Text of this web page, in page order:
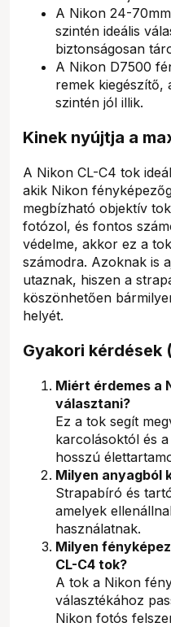
A Nikon 24-
szintén ideális
biztonságosan
A Nikon D7500
remek kiegészítő,
szintén jól illik.
Kinek nyújtja a
A Nikon CL-C4 tok
akik Nikon
megbízható objektív
fotózol, és fontos
védelme, akkor ez a
számodra. Azoknak is
utaznak, hiszen a
köszönhetően
helyét.
Gyakori kérdések
Miért érdemes a
választani?
Ez a tok segít
karcolásoktól és
hosszú
Milyen anyagból
Strapabíró és
amelyek
használatnak.
Milyen
CL-C4 tok?
A tok a Nikon
választékához
Nikon fotós